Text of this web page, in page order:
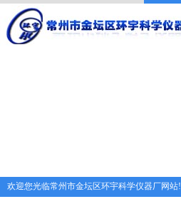
欢迎您光临常州市金坛区环宇科学仪器厂网站!